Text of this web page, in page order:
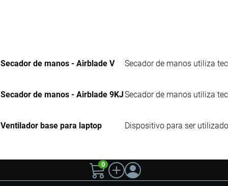
Secador de manos - Airblade V Secador de manos utiliza
Secador de manos - Airblade 9KJSecador de manos utiliza
Ventilador base para laptop Dispositivo para ser
0